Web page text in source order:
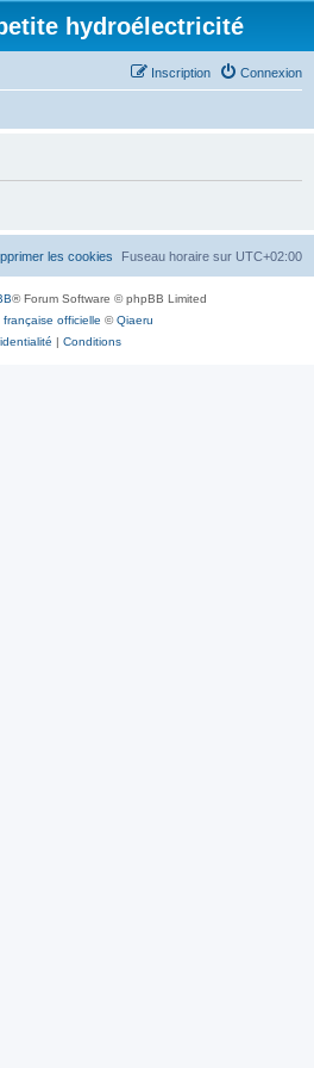
hydroélectricité
Connexion
Inscription
Fuseau horaire sur UTC+02:00
les cookies
® Forum Software © phpBB Limited
officielle ©Qiaeru
| Conditions